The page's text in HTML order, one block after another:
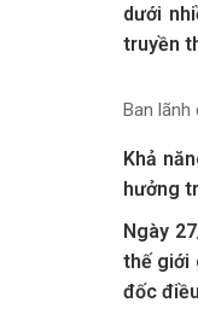
dưới
truyền
Ban lãnh
Khả
hưởng
Ngày
thế giới
đốc